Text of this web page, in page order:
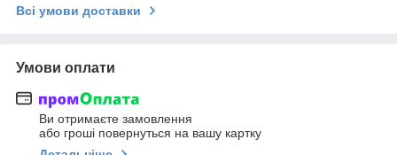
Всі умови доставки
Умови оплати
Ви отримаєте замовлення
або гроші повернуться на вашу картку